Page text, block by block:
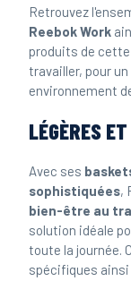
Retrouvez
Reebok Work
produits de
travailler, pour
environnement
LÉGÈRES
Avec ses
sophistiquées,
bien-être au
solution idéale
toute la journée.
spécifiques